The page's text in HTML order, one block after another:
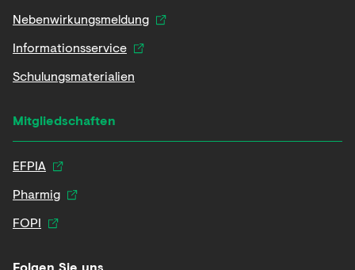
Nebenwirkungsmeldung
Informationsservice
Schulungsmaterialien
Mitgliedschaften
EFPIA
Pharmig
FOPI
Folgen Sie uns